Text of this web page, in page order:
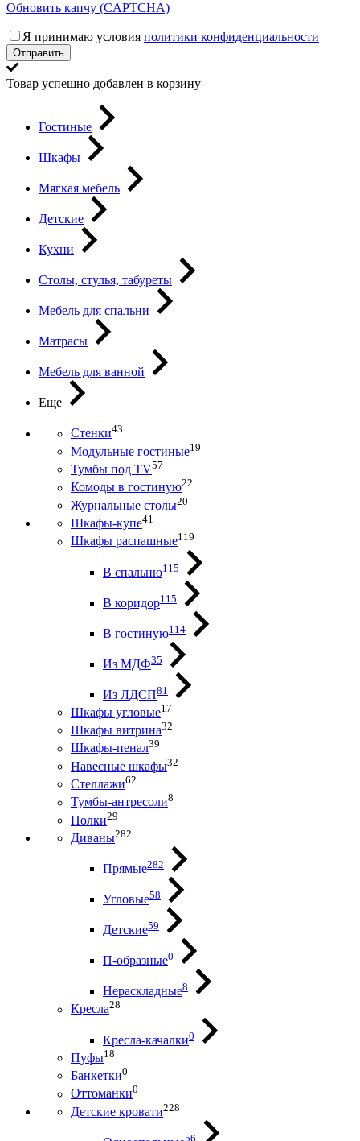
Обновить капчу (CAPTCHA)
Я принимаю условия политики конфиденциальности
Отправить
Товар успешно добавлен в корзину
Гостиные
Шкафы
Мягкая мебель
Детские
Кухни
Столы, стулья, табуреты
Мебель для спальни
Матрасы
Мебель для ванной
Еще
Стенки43
Модульные гостиные19
Тумбы под ТV57
Комоды в гостиную22
Журнальные столы20
Шкафы-купе41
Шкафы распашные119
В спальню115
В коридор115
В гостиную114
Из МДФ35
Из ЛДСП81
Шкафы угловые17
Шкафы витрина32
Шкафы-пенал39
Навесные шкафы32
Стеллажи62
Тумбы-антресоли8
Полки29
Диваны282
Прямые282
Угловые58
Детские59
П-образные0
Нераскладные8
Кресла28
Кресла-качалки0
Пуфы18
Банкетки0
Оттоманки0
Детские кровати228
56